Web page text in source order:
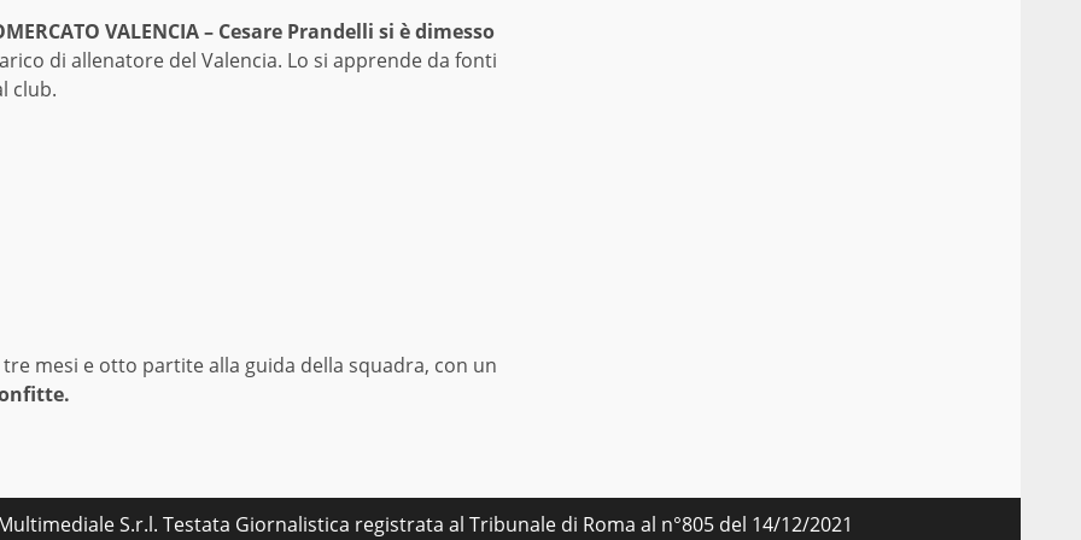
VALENCIA – Cesare Prandelli si è dimesso
di allenatore del Valencia. Lo si apprende da fonti
club.
mesi e otto partite alla guida della squadra, con un
S.r.l. Testata Giornalistica registrata al Tribunale di Roma al n°805 del 14/12/2021